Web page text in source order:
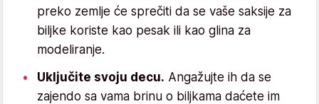
preko zemlje će sprečiti da se vaše saksije za
biljke koriste kao pesak ili kao glina za
modeliranje.
Uključite svoju decu. Angažujte ih da se
zajendo sa vama brinu o biljkama daćete im